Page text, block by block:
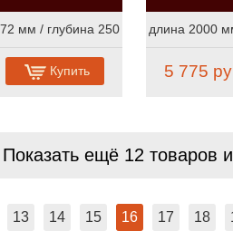
мм / глубина 250
Купить
длина 2000
5 775
Показать ещё 12 товаров
13 14 15 16 17 18